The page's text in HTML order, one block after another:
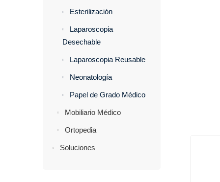
Esterilización
Laparoscopia
Desechable
Laparoscopia Reusable
Neonatología
Papel de Grado Médico
Mobiliario Médico
Ortopedia
Soluciones